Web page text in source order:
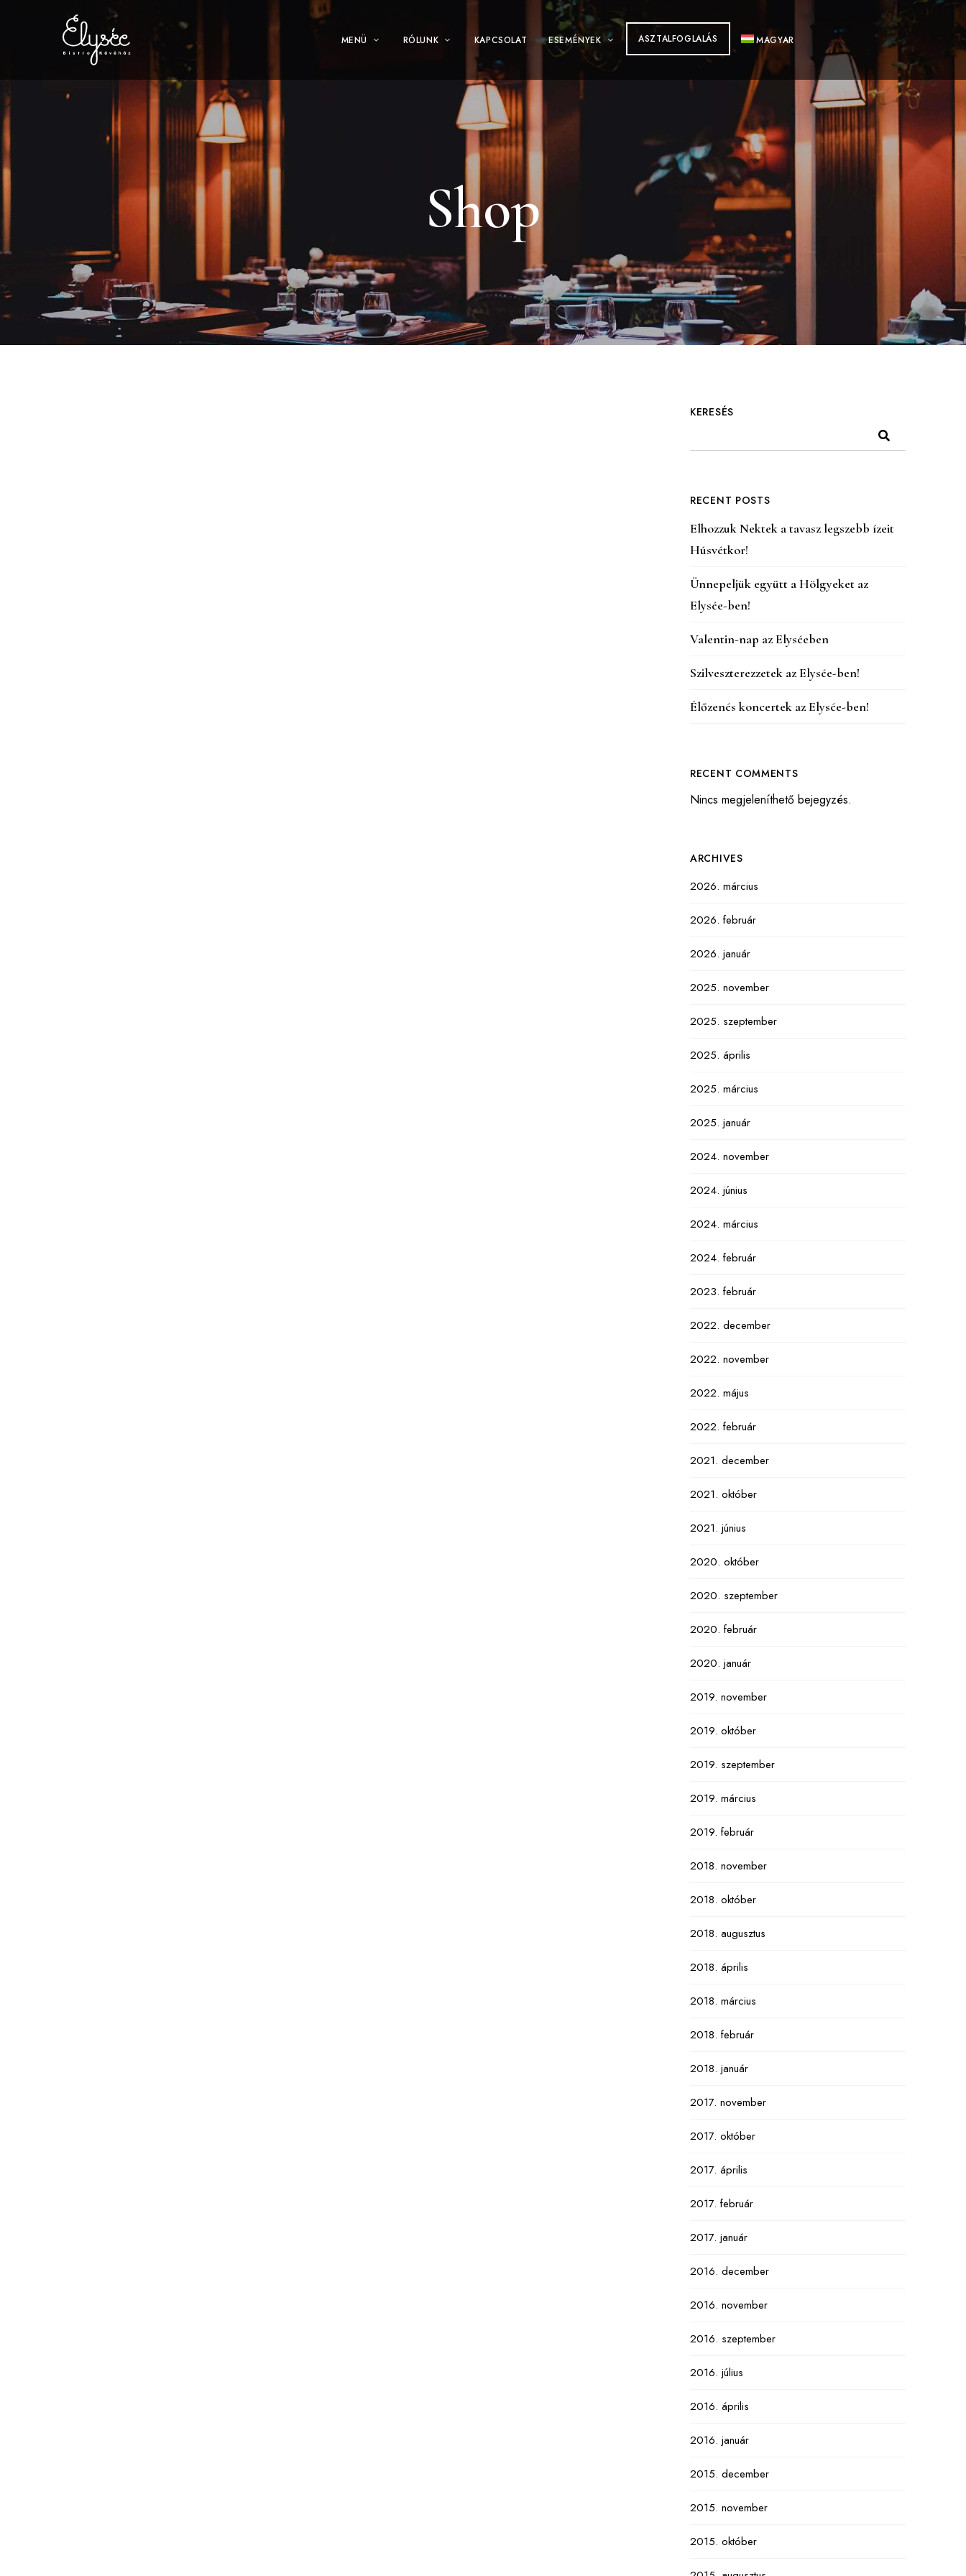
MENÜ RÓLUNK KAPCSOLAT ESEMÉNYEK ASZTALFOGLALÁS MAGYAR
Shop
KERESÉS
RECENT POSTS
Elhozzuk Nektek a tavasz legszebb ízeit
Húsvétkor!
Ünnepeljük együtt a Hölgyeket az
Elysée-ben!
Valentin-nap az Elyséeben
Szilveszterezzetek az Elysée-ben!
Élőzenés koncertek az Elysée-ben!
RECENT COMMENTS
Nincs megjeleníthető bejegyzés.
ARCHIVES
2026. március
2026. február
2026. január
2025. november
2025. szeptember
2025. április
2025. március
2025. január
2024. november
2024. június
2024. március
2024. február
2023. február
2022. december
2022. november
2022. május
2022. február
2021. december
2021. október
2021. június
2020. október
2020. szeptember
2020. február
2020. január
2019. november
2019. október
2019. szeptember
2019. március
2019. február
2018. november
2018. október
2018. augusztus
2018. április
2018. március
2018. február
2018. január
2017. november
2017. október
2017. április
2017. február
2017. január
2016. december
2016. november
2016. szeptember
2016. július
2016. április
2016. január
2015. december
2015. november
2015. október